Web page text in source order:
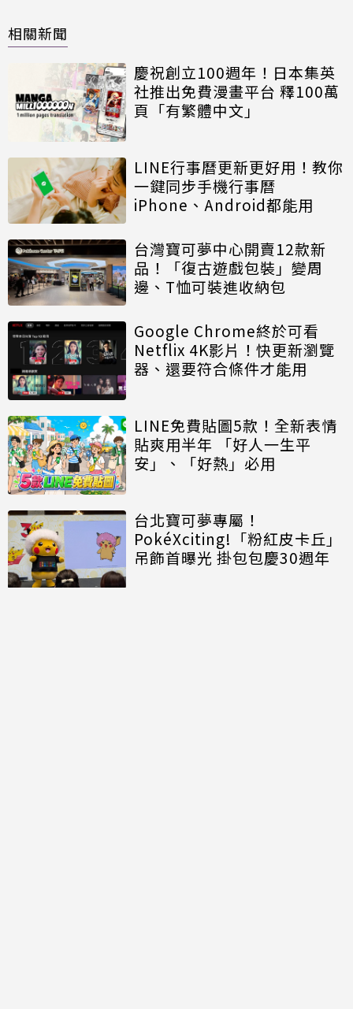
相關新聞
慶祝創立100週年！日本集英
社推出免費漫畫平台 釋100萬
頁「有繁體中文」
LINE行事曆更新更好用！教你
一鍵同步手機行事曆
iPhone、Android都能用
台灣寶可夢中心開賣12款新
品！「復古遊戲包裝」變周
邊、T恤可裝進收納包
Google Chrome終於可看
Netflix 4K影片！快更新瀏覽
器、還要符合條件才能用
LINE免費貼圖5款！全新表情
貼爽用半年 「好人一生平
安」、「好熱」必用
台北寶可夢專屬！
PokéXciting!「粉紅皮卡丘」
吊飾首曝光 掛包包慶30週年